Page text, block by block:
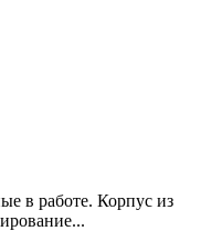
в работе. Корпус из